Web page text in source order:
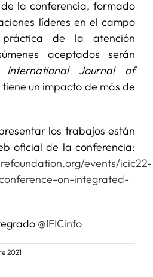
la conferencia, formado
líderes en el campo
de la atención
aceptados serán
International Journal of
tiene un impacto de más de
los trabajos están
oficial de la conferencia:
events/icic22-
on-integrated-
@IFICinfo
2021